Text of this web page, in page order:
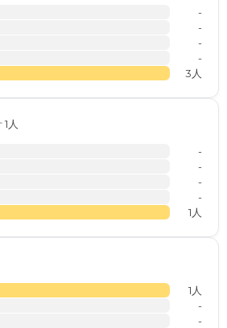
-
-
-
-
3人
1人
-
-
-
-
1人
1人
-
-